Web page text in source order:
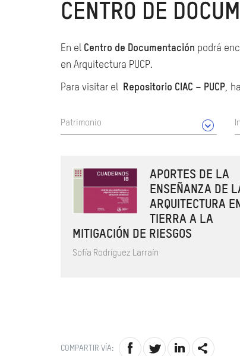
CENTRO DE
En el Centro de Documentación podrá
en Arquitectura PUCP.
Para visitar el Repositorio CIAC – PUCP,
Patrimonio
APORTES DE LA
ENSEÑANZA DE
ARQUITECTURA EN
TIERRA A LA
MITIGACIÓN DE RIESGOS
Sofía Rodríguez Larraín
COMPARTIR VÍA: